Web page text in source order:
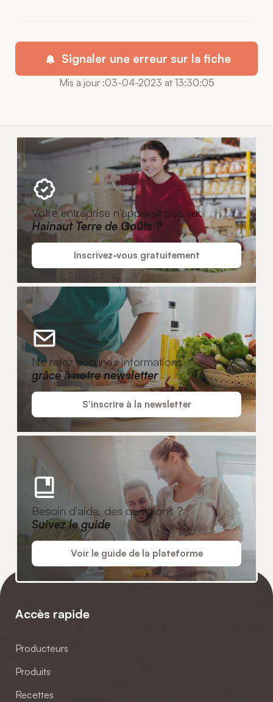
Signaler une erreur sur la fiche
Mis à jour :03-04-2023 at 13:30:05
Votre entreprise n'apparaît pas sur
Hainaut Terre de Goûts ?
Inscrivez-vous gratuitement
Ne ratez aucunes informations
grâce à notre newsletter
S'inscrire à la newsletter
Besoin d'aide, des questions ?
Suivez le guide
Voir le guide de la plateforme
Accès rapide
Producteurs
Produits
Recettes